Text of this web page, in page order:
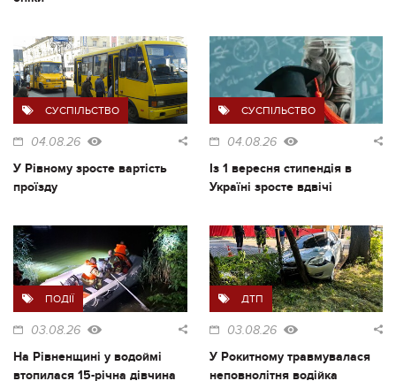
СУСПІЛЬСТВО
04.08.26
У Рівному зросте вартість
проїзду
СУСПІЛЬСТВО
04.08.26
Із 1 вересня стипендія в
Україні зросте вдвічі
ПОДІЇ
03.08.26
На Рівненщині у водоймі
втопилася 15-річна дівчина
ДТП
03.08.26
У Рокитному травмувалася
неповнолітня водійка